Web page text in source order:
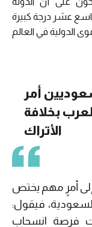
عشر درجة كبيرة
أمر
بخلافة
الأتراك
أمرٍ مهم يختص
السعودية، فيقول:
فرصة انسحاب